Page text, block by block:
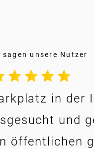
sagen unsere Nutzer
in der
und
öffentlichen